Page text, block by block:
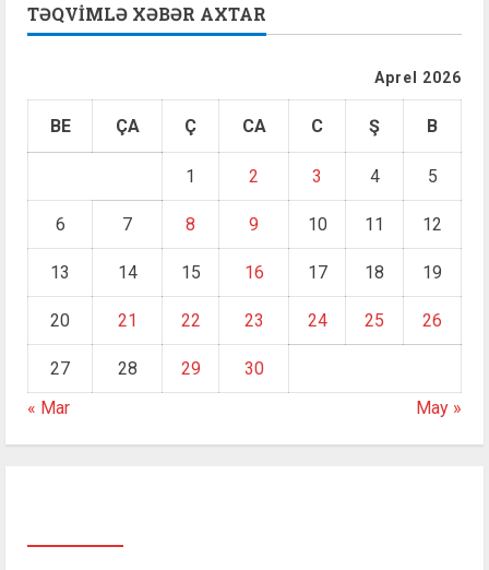
TƏQVIMLƏ XƏBƏR AXTAR
Aprel 2026
BE ÇA Ç CA C Ş B
1 2 3 4 5
6 7 8 9 10 11 12
13 14 15 16 17 18 19
20 21 22 23 24 25 26
27 28 29
30
« Mar
May »